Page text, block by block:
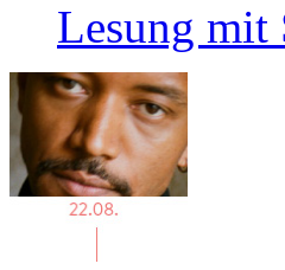
Lesung mit